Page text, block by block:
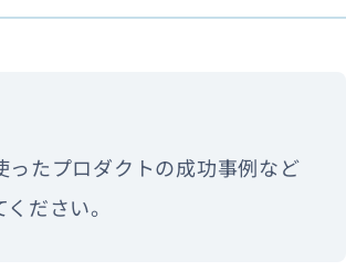
ったプロダクトの成功事例など
ださい。